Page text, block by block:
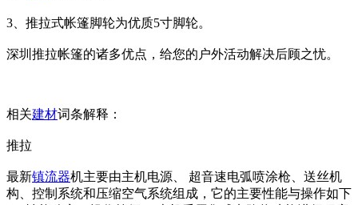
3、推拉式帐篷脚轮为优质5寸脚轮。
深圳推拉帐篷的诸多优点，给您的户外活动解决后顾之忧。
相关建材词条解释：
推拉
最新镇流器机主要由主机电源、 超音速电弧喷涂枪、送丝机
构、控制系统和压缩空气系统组成，它的主要性能与操作如下